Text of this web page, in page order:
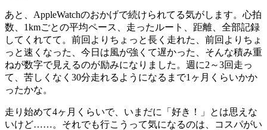
あと、AppleWatchのおかげで続けられてる気がします。心拍
数、1kmごとの平均ペース、走ったルート、距離、全部記録
してくれてて。前回よりちょっと長く走れた、前回よりちょ
っと速くなった、今日は風が強くて遅かった、そんな積み重
ねが数字で見えるのが励みになりました。週に2～3回走っ
て、苦しくなく30分走れるようになるまで1ヶ月くらいかか
ったかな。
走り始めて4ヶ月くらいで、いまだに「好き！」とは思えな
いけど……。それでも行こうって気になるのは、コスパがい